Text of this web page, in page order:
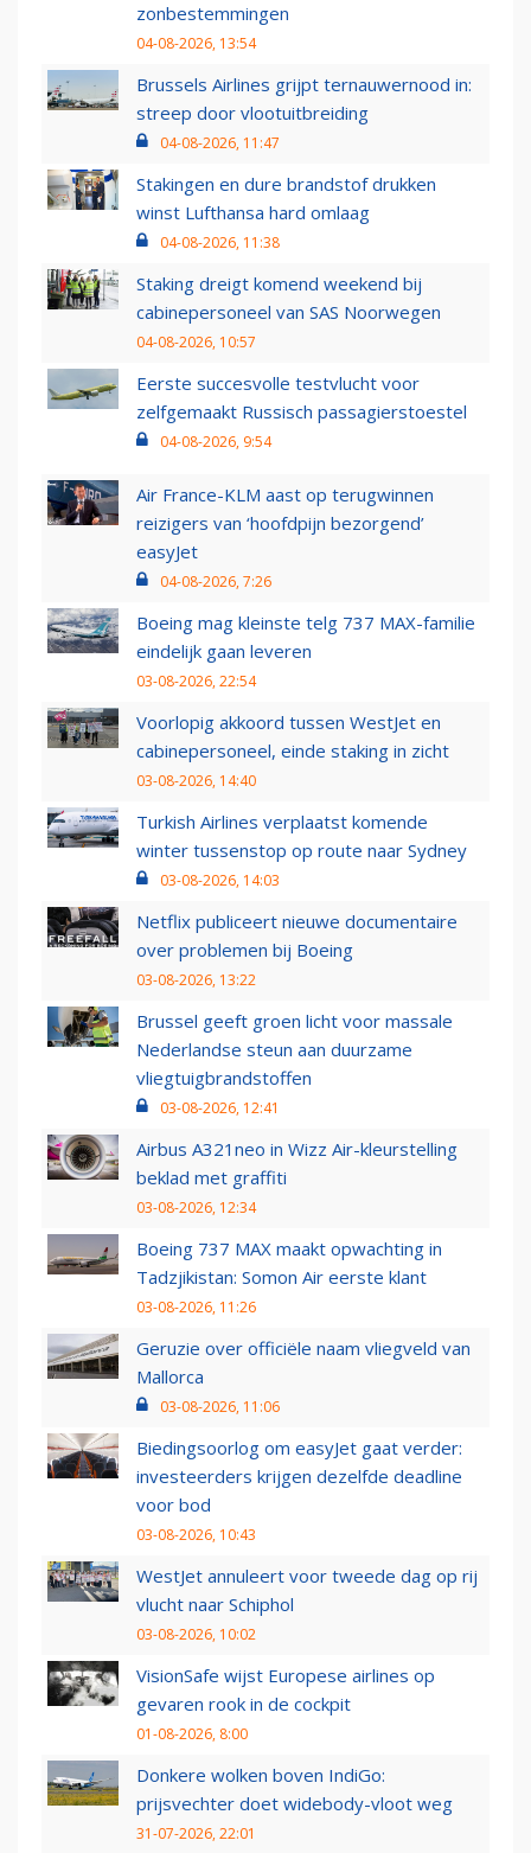
zonbestemmingen
04-08-2026, 13:54
Brussels Airlines grijpt ternauwernood in:
streep door vlootuitbreiding
04-08-2026, 11:47
Stakingen en dure brandstof drukken
winst Lufthansa hard omlaag
04-08-2026, 11:38
Staking dreigt komend weekend bij
cabinepersoneel van SAS Noorwegen
04-08-2026, 10:57
Eerste succesvolle testvlucht voor
zelfgemaakt Russisch passagierstoestel
04-08-2026, 9:54
Air France-KLM aast op terugwinnen
reizigers van ‘hoofdpijn bezorgend’
easyJet
04-08-2026, 7:26
Boeing mag kleinste telg 737 MAX-familie
eindelijk gaan leveren
03-08-2026, 22:54
Voorlopig akkoord tussen WestJet en
cabinepersoneel, einde staking in zicht
03-08-2026, 14:40
Turkish Airlines verplaatst komende
winter tussenstop op route naar Sydney
03-08-2026, 14:03
Netflix publiceert nieuwe documentaire
over problemen bij Boeing
03-08-2026, 13:22
Brussel geeft groen licht voor massale
Nederlandse steun aan duurzame
vliegtuigbrandstoffen
03-08-2026, 12:41
Airbus A321neo in Wizz Air-kleurstelling
beklad met graffiti
03-08-2026, 12:34
Boeing 737 MAX maakt opwachting in
Tadzjikistan: Somon Air eerste klant
03-08-2026, 11:26
Geruzie over officiële naam vliegveld van
Mallorca
03-08-2026, 11:06
Biedingsoorlog om easyJet gaat verder:
investeerders krijgen dezelfde deadline
voor bod
03-08-2026, 10:43
WestJet annuleert voor tweede dag op rij
vlucht naar Schiphol
03-08-2026, 10:02
VisionSafe wijst Europese airlines op
gevaren rook in de cockpit
01-08-2026, 8:00
Donkere wolken boven IndiGo:
prijsvechter doet widebody-vloot weg
31-07-2026, 22:01